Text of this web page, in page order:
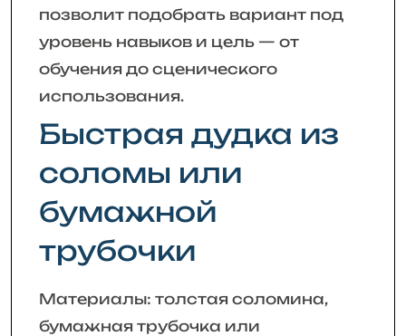
позволит подобрать вариант под
уровень навыков и цель — от
обучения до сценического
использования.
Быстрая дудка из
соломы или
бумажной
трубочки
Материалы: толстая соломина,
бумажная трубочка или